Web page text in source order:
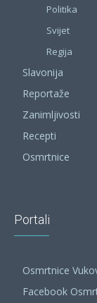
Politika
Svijet
Regija
Slavonija
Reportaže
Zanimljivosti
Recepti
Osmrtnice
Portali
Osmrtnice
Facebook